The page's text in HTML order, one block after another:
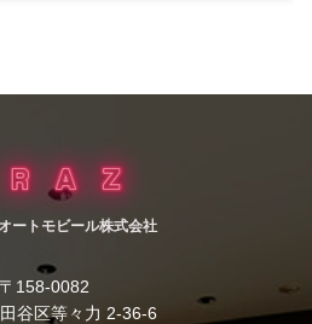
ートモビール株式会社
〒158-0082
谷区等々力 2-36-6